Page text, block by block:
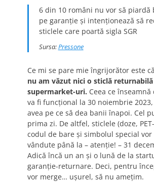
6 din 10 români nu vor să piardă
pe garanție și intenționează să
sticlele care poartă sigla SGR
Sursa:Pressone
Ce mi se pare mie îngrijorător este că
nu am văzut nici o sticlă
supermarket-uri. Ceea ce
va fi funcțional la 30 noiembrie
avea pe ce să dea banii înapoi. Cel
prima zi. De altfel, sticlele (doze,
codul de bare și simbolul special vor
vândute până la – atenție! – 31
Adică încă un an și o lună de la
garanție-returnare. Deci, pentru
vor merge… ușurel, să nu amețim.